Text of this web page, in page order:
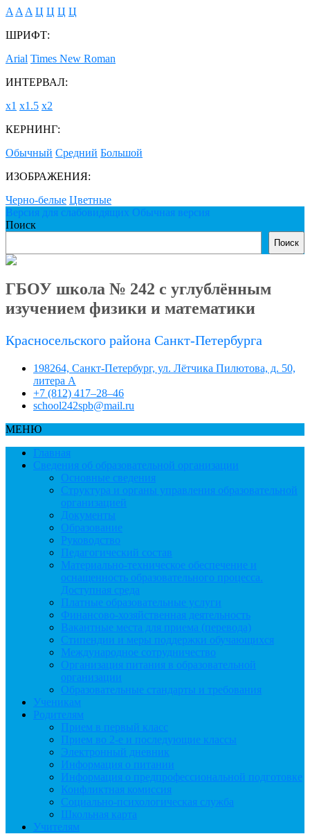
A A A Ц Ц Ц Ц
ШРИФТ:
Arial Times New Roman
ИНТЕРВАЛ:
х1 х1.5 х2
КЕРНИНГ:
Обычный Средний Большой
ИЗОБРАЖЕНИЯ:
Черно-белые Цветные
Версия для слабовидящих Обычная версия
Поиск
Поиск
ГБОУ школа № 242 с углублённым
изучением физики и математики
Красносельского района Санкт-Петербурга
198264, Санкт-Петербург, ул. Лётчика Пилютова, д. 50,
литера А
+7 (812) 417–28–46
school242spb@mail.ru
МЕНЮ
Главная
Сведения об образовательной организации
Основные сведения
Структура и органы управления образовательной
организацией
Документы
Образование
Руководство
Педагогический состав
Материально-техническое обеспечение и
оснащенность образовательного процесса.
Доступная среда
Платные образовательные услуги
Финансово-хозяйственная деятельность
Вакантные места для приема (перевода)
Стипендии и меры поддержки обучающихся
Международное сотрудничество
Организация питания в образовательной
организации
Образовательные стандарты и требования
Ученикам
Родителям
Прием в первый класс
Прием во 2-е и последующие классы
Электронный дневник
Информация о питании
Информация о предпрофессиональной подготовке
Конфликтная комиссия
Социально-психологическая служба
Школьная карта
Учителям